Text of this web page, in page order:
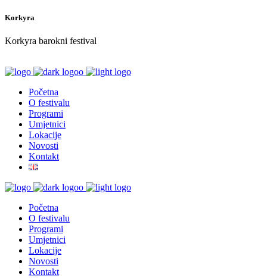
Korkyra
Korkyra barokni festival
Početna
O festivalu
Programi
Umjetnici
Lokacije
Novosti
Kontakt
Početna
O festivalu
Programi
Umjetnici
Lokacije
Novosti
Kontakt